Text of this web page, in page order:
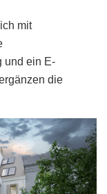
mit
und ein E-
die